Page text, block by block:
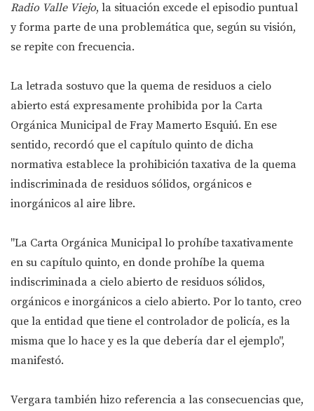
Radio Valle Viejo, la situación excede el episodio puntual
y forma parte de una problemática que, según su visión,
se repite con frecuencia.
La letrada sostuvo que la quema de residuos a cielo
abierto está expresamente prohibida por la Carta
Orgánica Municipal de Fray Mamerto Esquiú. En ese
sentido, recordó que el capítulo quinto de dicha
normativa establece la prohibición taxativa de la quema
indiscriminada de residuos sólidos, orgánicos e
inorgánicos al aire libre.
"La Carta Orgánica Municipal lo prohíbe taxativamente
en su capítulo quinto, en donde prohíbe la quema
indiscriminada a cielo abierto de residuos sólidos,
orgánicos e inorgánicos a cielo abierto. Por lo tanto, creo
que la entidad que tiene el controlador de policía, es la
misma que lo hace y es la que debería dar el ejemplo",
manifestó.
Vergara también hizo referencia a las consecuencias que,